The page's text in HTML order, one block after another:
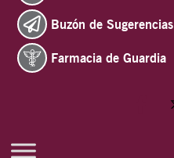
Buzón de Sugerencias
Farmacia de Guardia